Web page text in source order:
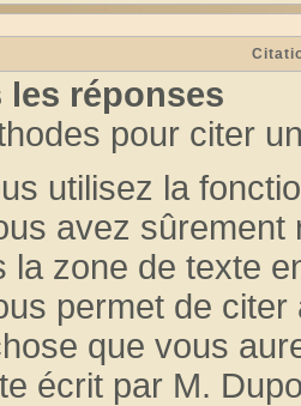
réponses
pour citer
utilisez la
avez
la zone de texte
permet de
que vous
écrit par M.